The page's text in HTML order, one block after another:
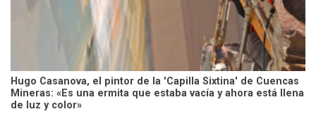
Hugo Casanova, el pintor de la 'Capilla Sixtina' de Cuencas
Mineras: «Es una ermita que estaba vacía y ahora está llena
de luz y color»